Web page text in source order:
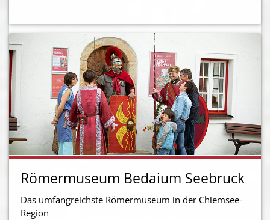
Römermuseum Bedaium Seebruck
Das umfangreichste Römermuseum in der Chiemsee-
Region